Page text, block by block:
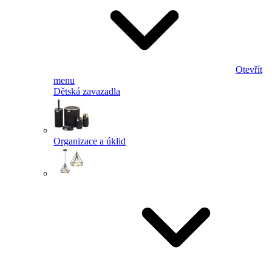
Otevřít
menu
Dětská zavazadla
Organizace a úklid